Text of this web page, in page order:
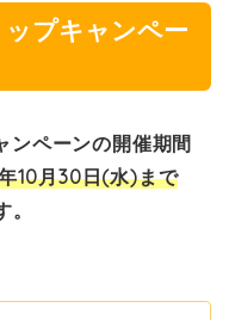
プキャンペー
ペーンの開催期間
10月30日(水)まで
。